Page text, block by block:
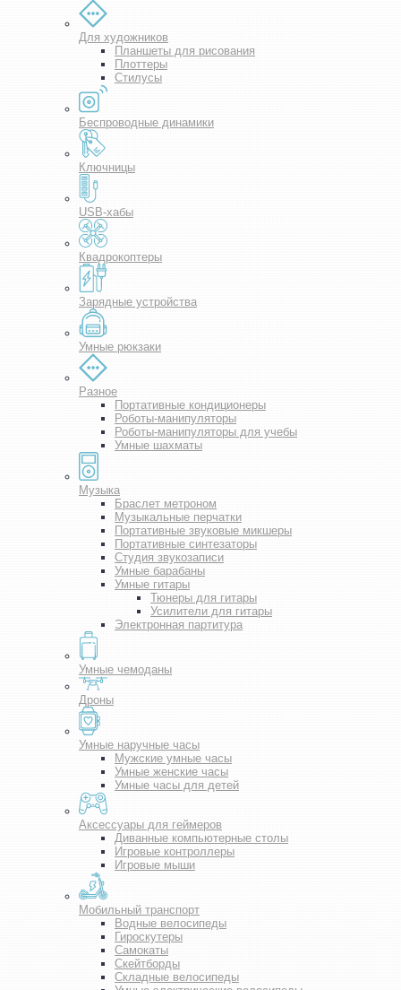
Для художников
Планшеты для рисования
Плоттеры
Стилусы
Беспроводные динамики
Ключницы
USB-хабы
Квадрокоптеры
Зарядные устройства
Умные рюкзаки
Разное
Портативные кондиционеры
Роботы-манипуляторы
Роботы-манипуляторы для учебы
Умные шахматы
Музыка
Браслет метроном
Музыкальные перчатки
Портативные звуковые микшеры
Портативные синтезаторы
Студия звукозаписи
Умные барабаны
Умные гитары
Тюнеры для гитары
Усилители для гитары
Электронная партитура
Умные чемоданы
Дроны
Умные наручные часы
Мужские умные часы
Умные женские часы
Умные часы для детей
Аксессуары для геймеров
Диванные компьютерные столы
Игровые контроллеры
Игровые мыши
Мобильный транспорт
Водные велосипеды
Гироскутеры
Самокаты
Скейтборды
Складные велосипеды